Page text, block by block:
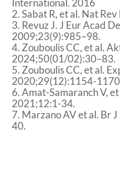
International. 2016
2. Sabat R, et al. Nat
3. Revuz J. J Eur Acad
2009;23(9):985–98.
4. Zouboulis CC, et al.
2024;50(01/02):30–83.
5. Zouboulis CC, et al.
2020;29(12):1154-
6. Amat-Samaranch V,
2021;12:1-34.
7. Marzano AV et al. Br
40.